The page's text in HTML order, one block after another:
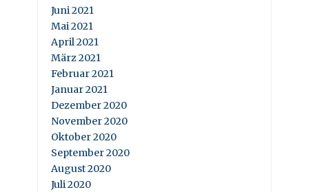
Juni 2021
Mai 2021
April 2021
März 2021
Februar 2021
Januar 2021
Dezember 2020
November 2020
Oktober 2020
September 2020
August 2020
Juli 2020